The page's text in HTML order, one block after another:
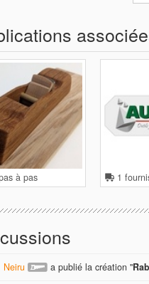
à pas 1
Neiru a publié la création "